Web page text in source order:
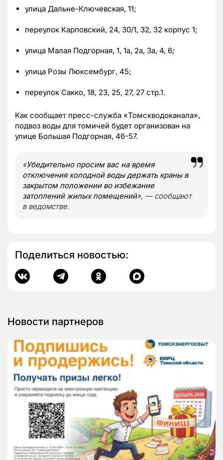
улица Дальне-Ключевская, 11;
переулок Карповский, 24, 30/1, 32, 32 корпус 1;
улица Малая Подгорная, 1, 1а, 2а, 3а, 4, 6;
улица Розы Люксембург, 45;
переулок Сакко, 18, 23, 25, 27, 27 стр.1.
Как сообщает пресс-служба «Томскводоканала»,
подвоз воды для томичей будет организован на
улице Большая Подгорная, 46-57.
«Убедительно просим вас на время
отключения холодной воды держать краны в
закрытом положении во избежание
затоплений жилых помещений», — сообщают
в ведомстве.
Поделиться новостью:
Новости партнеров